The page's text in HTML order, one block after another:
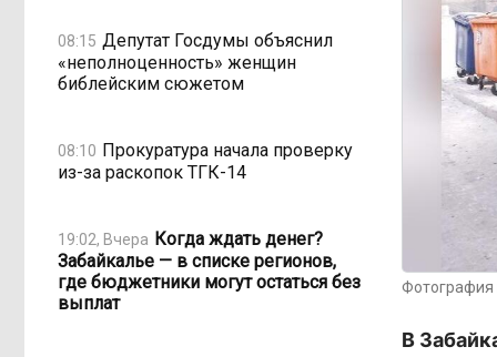
08:15 Депутат Госдумы объяснил
«неполноценность» женщин
библейским сюжетом
08:10 Прокуратура начала проверку
из-за раскопок ТГК-14
19:02, Вчера Когда ждать денег?
Забайкалье — в списке регионов,
где бюджетники могут остаться без
выплат
Фотография
В